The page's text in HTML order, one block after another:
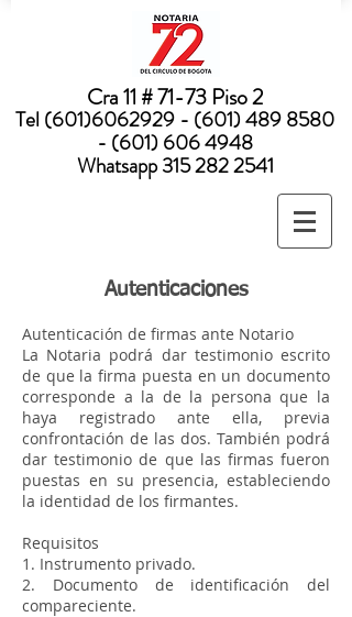
Cra 11 # 71-73 Piso 2
Tel (601)6062929 - (601) 4898580
- (601) 606 4948
Whatsapp315 282 2541
Autenticaciones
Autenticación de firmas ante Notario
La Notaria podrá dar testimonio escrito
de que la firma puesta en un documento
corresponde a la de la persona que la
haya registrado ante ella, previa
confrontación de las dos. También podrá
dar testimonio de que las firmas fueron
puestas en su presencia, estableciendo
la identidad de los firmantes.
Requisitos
1. Instrumento privado.
2. Documento de identificación del
compareciente.